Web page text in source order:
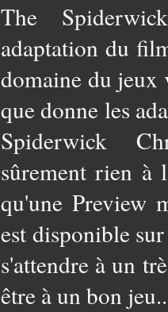
The
adaptation du
domaine du jeux
que donne les
Spiderwick
sûrement rien à
qu'une Preview
est disponible
s'attendre à un
être à un bon